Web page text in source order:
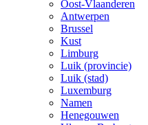
Oost-Vlaanderen
Antwerpen
Brussel
Kust
Limburg
Luik (provincie)
Luik (stad)
Luxemburg
Namen
Henegouwen